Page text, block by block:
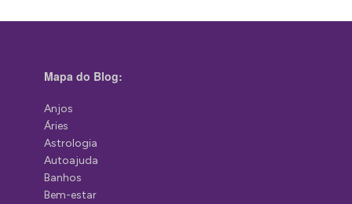
Mapa do Blog:
Anjos
Áries
Astrologia
Autoajuda
Banhos
Bem-estar